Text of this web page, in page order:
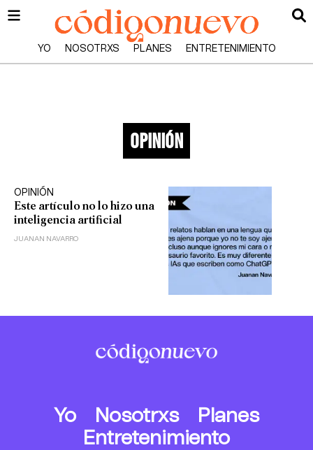
YO NOSOTRXS PLANES ENTRETENIMIENTO
opinión
OPINIÓN
Este artículo no lo hizo una
inteligencia artificial
JUANAN NAVARRO
Yo Nosotrxs
Planes
Entretenimiento